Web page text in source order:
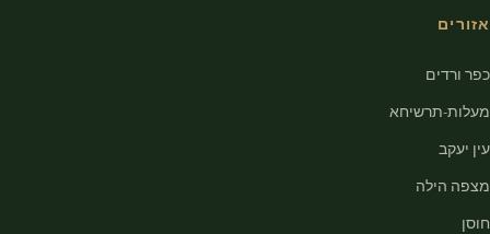
אזורים
כפר ורדים
מעלות-תרשיחא
עין יעקב
מצפה הילה
חוסן